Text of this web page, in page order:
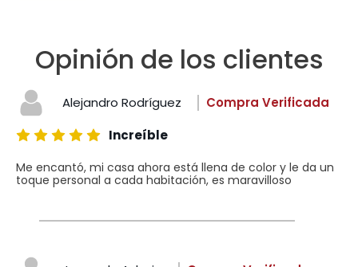
Opinión de los clientes
Alejandro Rodríguez
Compra Verificada
Increíble
Me encantó, mi casa ahora está llena de color y le da un
toque personal a cada habitación, es maravilloso